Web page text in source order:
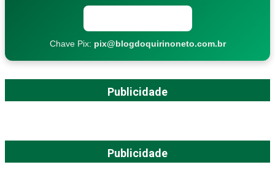
Chave Pix: pix@blogdoquirinoneto.com.br
Publicidade
Publicidade